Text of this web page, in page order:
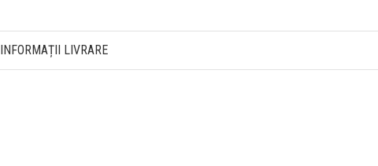
INFORMAȚII LIVRARE